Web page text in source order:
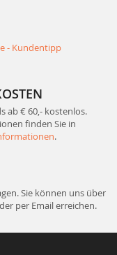
ab € 60,- kostenlos.
finden Sie in
.
Sie können uns über
per Email erreichen.